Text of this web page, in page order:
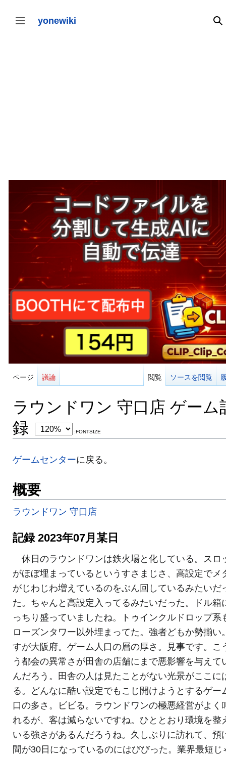
テ
サイドバーの切り替え yonewiki 検
ページ 議論 閲覧 ソースを閲覧
ラウンドワン 守口店 ゲーム
録
:FONTSIZE
ゲームセンターに戻る。
概要
ラウンドワン 守口店
記録 2023年07月某日
休日のラウンドワンは鉄火場と化している。スロ
がほぼ埋まっているというすさまじさ、高設定でメ
がじわじわ増えているのをぶん回しているみたいだ
た。ちゃんと高設定入ってるみたいだった。ドル箱
っちり盛っていましたね。トゥインクルドロップ系
ローズンタワー以外埋まってた。強者どもか勢揃い
すが大阪府。ゲーム人口の層の厚さ。見事です。こ
う都会の異常さが田舎の店舗にまで悪影響を与えて
んだろう。田舎の人は見たことがない光景がここに
る。どんなに酷い設定でもこじ開けようとするゲー
口の多さ。ビビる。ラウンドワンの極悪経営がよく
れるが、客は減らないですね。ひととおり環境を整
いる強さがあるんだろうね。久しぶりに訪れて、預
間が30日になっているのにはびびった。業界最短じ